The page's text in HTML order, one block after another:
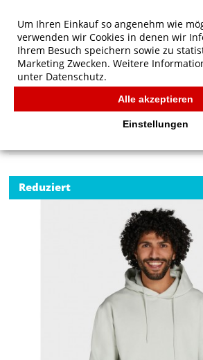
SG Originals Hooded Sweatshirt
Reduziert
Um Ihren Einkauf so angenehm wie
verwenden wir Cookies in denen wir
Ihrem Besuch speichern sowie zu
Marketing Zwecken. Weitere
unter Datenschutz.
Alle akzeptieren
Einstellungen